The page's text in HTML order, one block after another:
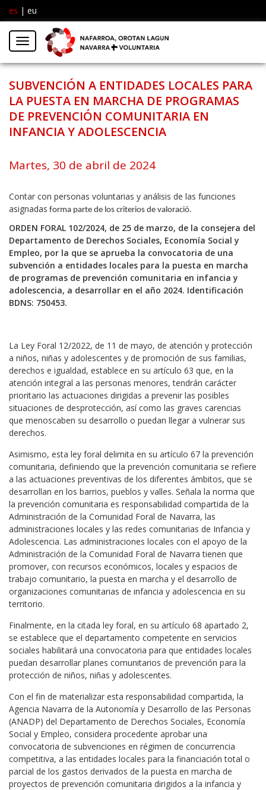
es | eu
Menú
SUBVENCIÓN A ENTIDADES LOCALES PARA
LA PUESTA EN MARCHA DE PROGRAMAS
DE PREVENCIÓN COMUNITARIA EN
INFANCIA Y ADOLESCENCIA
Martes, 30 de abril de 2024
Contar con personas voluntarias y análisis de las funciones
asignadas forma parte de los criterios de valoració.
ORDEN FORAL 102/2024, de 25 de marzo, de la consejera del
Departamento de Derechos Sociales, Economía Social y
Empleo, por la que se aprueba la convocatoria de una
subvención a entidades locales para la puesta en marcha
de programas de prevención comunitaria en infancia y
adolescencia, a desarrollar en el año 2024. Identificación
BDNS: 750453.
La Ley Foral 12/2022, de 11 de mayo, de atención y protección
a niños, niñas y adolescentes y de promoción de sus familias,
derechos e igualdad, establece en su artículo 63 que, en la
atención integral a las personas menores, tendrán carácter
prioritario las actuaciones dirigidas a prevenir las posibles
situaciones de desprotección, así como las graves carencias
que menoscaben su desarrollo o puedan llegar a vulnerar sus
derechos.
Asimismo, esta ley foral delimita en su artículo 67 la prevención
comunitaria, definiendo que la prevención comunitaria se refiere
a las actuaciones preventivas de los diferentes ámbitos, que se
desarrollan en los barrios, pueblos y valles. Señala la norma que
la prevención comunitaria es responsabilidad compartida de la
Administración de la Comunidad Foral de Navarra, las
administraciones locales y las redes comunitarias de Infancia y
Adolescencia. Las administraciones locales con el apoyo de la
Administración de la Comunidad Foral de Navarra tienen que
promover, con recursos económicos, locales y espacios de
trabajo comunitario, la puesta en marcha y el desarrollo de
organizaciones comunitarias de infancia y adolescencia en su
territorio.
Finalmente, en la citada ley foral, en su artículo 68 apartado 2,
se establece que el departamento competente en servicios
sociales habilitará una convocatoria para que entidades locales
puedan desarrollar planes comunitarios de prevención para la
protección de niños, niñas y adolescentes.
Con el fin de materializar esta responsabilidad compartida, la
Agencia Navarra de la Autonomía y Desarrollo de las Personas
(ANADP) del Departamento de Derechos Sociales, Economía
Social y Empleo, considera procedente aprobar una
convocatoria de subvenciones en régimen de concurrencia
competitiva, a las entidades locales para la financiación total o
parcial de los gastos derivados de la puesta en marcha de
proyectos de prevención comunitaria dirigidos a la infancia y